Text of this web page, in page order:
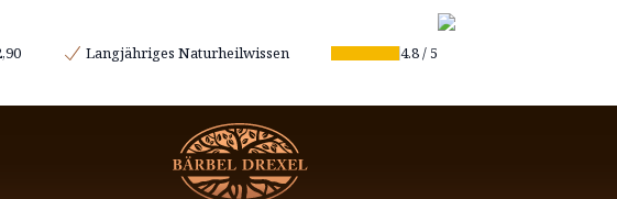
Langjähriges Naturheilwissen 4.8/5